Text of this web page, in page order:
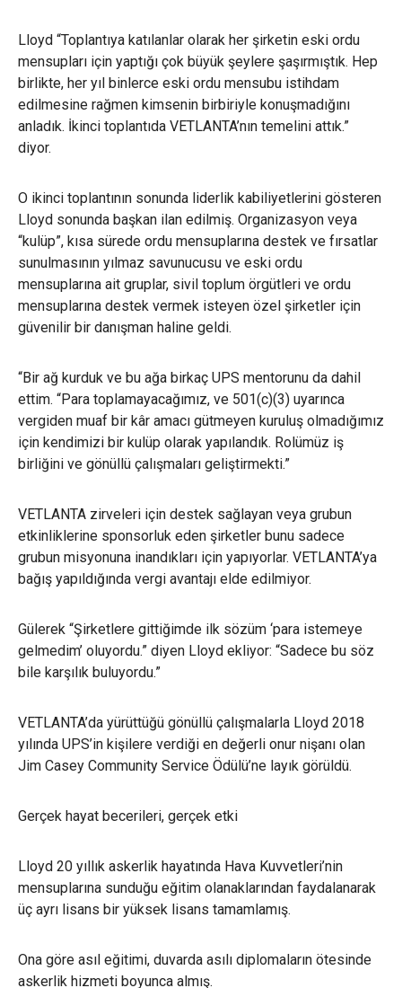
Lloyd “Toplantıya katılanlar olarak her şirketin eski ordu
mensupları için yaptığı çok büyük şeylere şaşırmıştık. Hep
birlikte, her yıl binlerce eski ordu mensubu istihdam
edilmesine rağmen kimsenin birbiriyle konuşmadığını
anladık. İkinci toplantıda VETLANTA’nın temelini attık.”
diyor.
O ikinci toplantının sonunda liderlik kabiliyetlerini gösteren
Lloyd sonunda başkan ilan edilmiş. Organizasyon veya
“kulüp”, kısa sürede ordu mensuplarına destek ve fırsatlar
sunulmasının yılmaz savunucusu ve eski ordu
mensuplarına ait gruplar, sivil toplum örgütleri ve ordu
mensuplarına destek vermek isteyen özel şirketler için
güvenilir bir danışman haline geldi.
“Bir ağ kurduk ve bu ağa birkaç UPS mentorunu da dahil
ettim. “Para toplamayacağımız, ve 501(c)(3) uyarınca
vergiden muaf bir kâr amacı gütmeyen kuruluş olmadığımız
için kendimizi bir kulüp olarak yapılandık. Rolümüz iş
birliğini ve gönüllü çalışmaları geliştirmekti.”
VETLANTA zirveleri için destek sağlayan veya grubun
etkinliklerine sponsorluk eden şirketler bunu sadece
grubun misyonuna inandıkları için yapıyorlar. VETLANTA’ya
bağış yapıldığında vergi avantajı elde edilmiyor.
Gülerek “Şirketlere gittiğimde ilk sözüm ‘para istemeye
gelmedim’ oluyordu.” diyen Lloyd ekliyor: “Sadece bu söz
bile karşılık buluyordu.”
VETLANTA’da yürüttüğü gönüllü çalışmalarla Lloyd 2018
yılında UPS’in kişilere verdiği en değerli onur nişanı olan
Jim Casey Community Service Ödülü’ne layık görüldü.
Gerçek hayat becerileri, gerçek etki
Lloyd 20 yıllık askerlik hayatında Hava Kuvvetleri’nin
mensuplarına sunduğu eğitim olanaklarından faydalanarak
üç ayrı lisans bir yüksek lisans tamamlamış.
Ona göre asıl eğitimi, duvarda asılı diplomaların ötesinde
askerlik hizmeti boyunca almış.